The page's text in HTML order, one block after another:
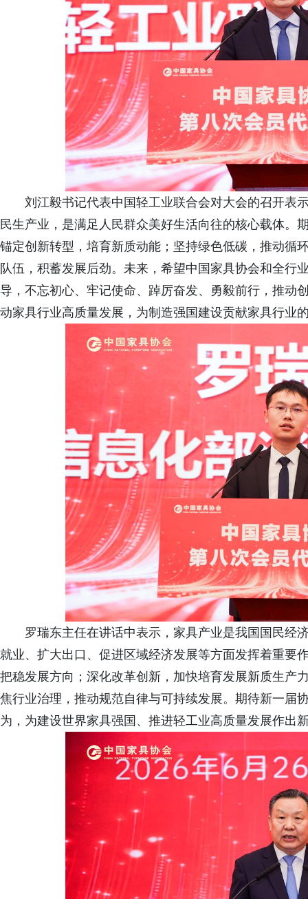
刘江毅书记代表中国轻工业联合会对大会的召开表
民生产业，是满足人民群众美好生活向往的核心载体。
锚定创新转型，培育新质动能；坚持绿色低碳，推动循
队伍，积蓄发展后劲。未来，希望中国家具协会和全行
导，不忘初心、牢记使命、踔厉奋发、勇毅前行，推动
动家具行业高质量发展，为制造强国建设贡献家具行业
罗瑞东主任在讲话中表示，家具产业是我国国民经
就业、扩大出口、促进区域经济发展等方面发挥着重要
把稳发展方向；深化改革创新，加快培育发展新质生产
焦行业治理，推动规范自律与可持续发展。期待新一届
为，为建设世界家具强国、推进轻工业高质量发展作出